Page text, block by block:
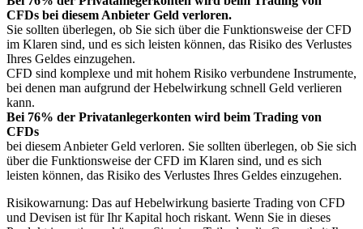
CFDs bei diesem Anbieter Geld verloren.
Sie sollten überlegen, ob Sie sich über die Funktionsweise der CFD
im Klaren sind, und es sich leisten können, das Risiko des Verlustes
Ihres Geldes einzugehen.
CFD sind komplexe und mit hohem Risiko verbundene Instrumente,
bei denen man aufgrund der Hebelwirkung schnell Geld verlieren
kann.
Bei 76% der Privatanlegerkonten wird beim Trading von
CFDs
bei diesem Anbieter Geld verloren. Sie sollten überlegen, ob Sie sich
über die Funktionsweise der CFD im Klaren sind, und es sich
leisten können, das Risiko des Verlustes Ihres Geldes einzugehen.
Risikowarnung: Das auf Hebelwirkung basierte Trading von CFD
und Devisen ist für Ihr Kapital hoch riskant. Wenn Sie in dieses